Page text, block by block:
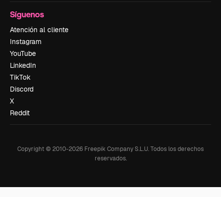
Síguenos
Atención al cliente
Instagram
YouTube
LinkedIn
TikTok
Discord
X
Reddit
Copyright © 2010-2026 Freepik Company S.L.U.Todos los derechos
reservados.